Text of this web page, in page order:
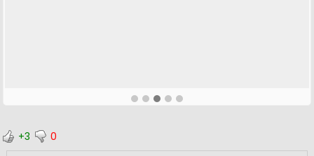
+3 0